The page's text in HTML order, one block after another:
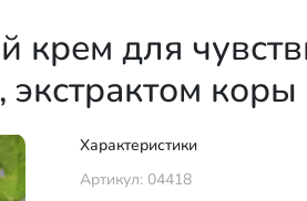
крем для
Характеристики
Артикул: 04418